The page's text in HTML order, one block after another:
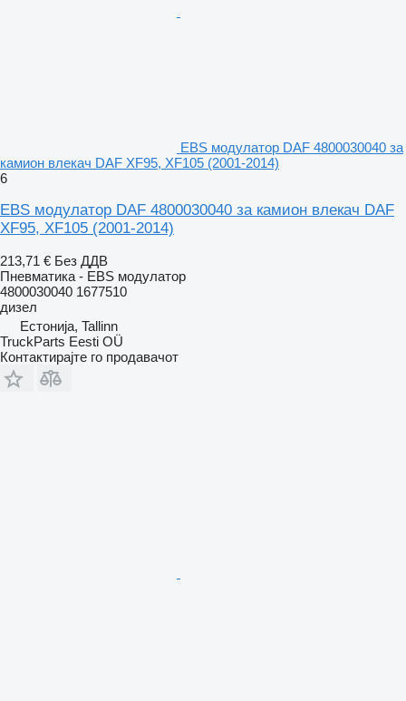
EBS модулатор DAF 4800030040 за
камион влекач DAF XF95, XF105 (2001-2014)
6
EBS модулатор DAF 4800030040 за камион влекач DAF
XF95, XF105 (2001-2014)
213,71 € Без ДДВ
Пневматика - EBS модулатор
4800030040 1677510
дизел
Естонија, Tallinn
TruckParts Eesti OÜ
Контактирајте го продавачот